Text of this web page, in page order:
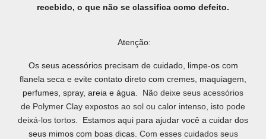
recebido, o que não se classifica como defeito.
Atenção:
Os seus acessórios precisam de cuidado, limpe-os com
flanela seca e evite contato direto com cremes, maquiagem,
perfumes, spray, areia e água.
Não deixe seus acessórios
de Polymer Clay expostos ao sol ou calor intenso, isto pode
deixá-los tortos.
Estamos aqui para ajudar você a cuidar dos
seus mimos com boas dicas. Com esses cuidados seus